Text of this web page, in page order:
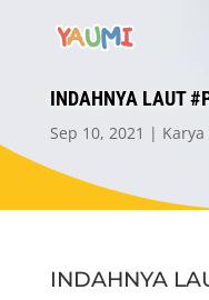
INDAHNYA LAUT
Sep 10, 2021
INDAHNYA